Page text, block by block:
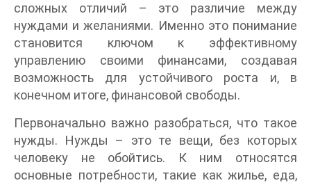
сложных отличий – это различие между
нуждами и желаниями. Именно это понимание
становится ключом к эффективному
управлению своими финансами, создавая
возможность для устойчивого роста и, в
конечном итоге, финансовой свободы.
Первоначально важно разобраться, что такое
нужды. Нужды – это те вещи, без которых
человеку не обойтись. К ним относятся
основные потребности, такие как жилье, еда,